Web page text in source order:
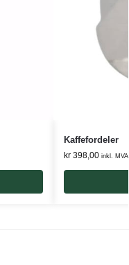
Kaffefordeler
kr398,00inkl. MVA